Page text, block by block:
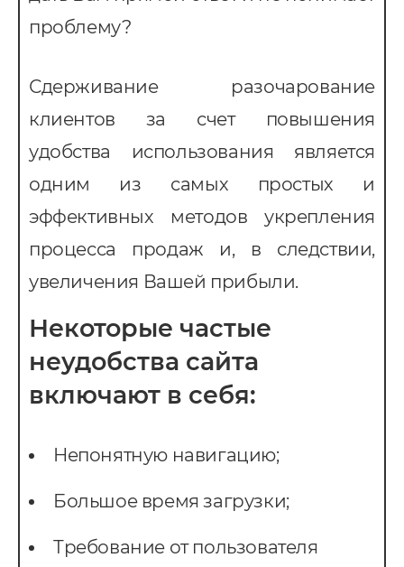
проблему?
Сдерживание разочарование
клиентов за счет повышения
удобства использования является
одним из самых простых и
эффективных методов укрепления
процесса продаж и, в следствии,
увеличения Вашей прибыли.
Некоторые частые
неудобства сайта
включают в себя:
Непонятную навигацию;
Большое время загрузки;
Требование от пользователя